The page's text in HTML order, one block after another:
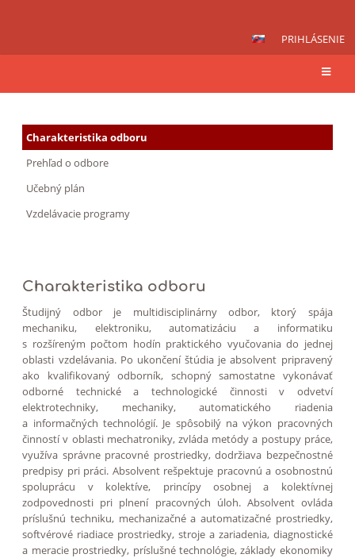
PRIHLÁSENIE
Mechanik
mechatronik
Charakteristika odboru
Prehľad o odbore
Učebný plán
Vzdelávacie programy
Charakteristika odboru
Študijný odbor je multidisciplinárny odbor, ktorý spája
mechaniku, elektroniku, automatizáciu a informatiku
s rozšíreným počtom hodín praktického vyučovania do jednej
oblasti vzdelávania. Po ukončení štúdia je absolvent pripravený
ako kvalifikovaný odborník, schopný samostatne vykonávať
odborné technické a technologické činnosti v odvetví
elektrotechniky, mechaniky, automatického riadenia
a informačných technológií. Je spôsobilý na výkon pracovných
činností v oblasti mechatroniky, zvláda metódy a postupy práce,
využíva správne pracovné prostriedky, dodržiava bezpečnostné
predpisy pri práci. Absolvent rešpektuje pracovnú a osobnostnú
spoluprácu v kolektíve, princípy osobnej a kolektívnej
zodpovednosti pri plnení pracovných úloh. Absolvent ovláda
príslušnú techniku, mechanizačné a automatizačné prostriedky,
softvérové riadiace prostriedky, stroje a zariadenia, diagnostické
a meracie prostriedky, príslušné technológie, základy ekonomiky